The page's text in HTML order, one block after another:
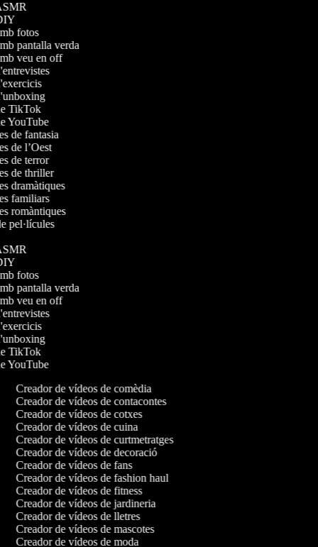
fotos
pantalla verda
veu en off
TikTok
YouTube
de fantasia
de l’Oest
de terror
de thriller
dramàtiques
familiars
romàntiques
pel·lícules
fotos
pantalla verda
veu en off
TikTok
YouTube
Creador de vídeos de comèdia
Creador de vídeos de contacontes
Creador de vídeos de cotxes
Creador de vídeos de cuina
Creador de vídeos de curtmetratges
Creador de vídeos de decoració
Creador de vídeos de fans
Creador de vídeos de fashion haul
Creador de vídeos de fitness
Creador de vídeos de jardineria
Creador de vídeos de lletres
Creador de vídeos de mascotes
Creador de vídeos de moda